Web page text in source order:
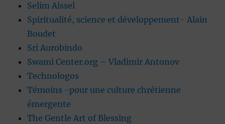
Selim Aissel
Spiritualité, science et développement- Alain
Boudet
Sri Aurobindo
Swami Center.org – Vladimir Antonov
Technologos
Témoins -pour une culture chrétienne
émergente
The Gentle Art of Blessing